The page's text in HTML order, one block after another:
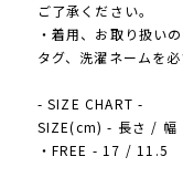
ご了承ください。
・着用、お取り扱い
タグ、洗濯ネームを
- SIZE CHART -
SIZE(cm) - 長さ / 幅
・FREE - 17 / 11.5